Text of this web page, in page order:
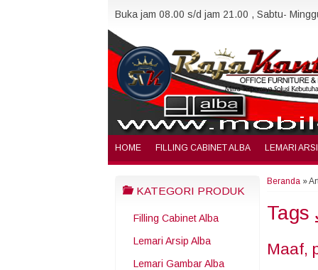
Buka jam 08.00 s/d jam 21.00 , Sabtu-
HOME FILLING CABINET ALBA LEMARI
KATEGORI PRODUK
Filling Cabinet Alba
Lemari Arsip Alba
Lemari Gambar Alba
Beranda »
Tags
Maaf,